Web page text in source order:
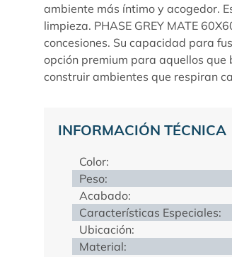
ambiente más íntimo y acogedor.
limpieza. PHASE GREY MATE
concesiones. Su capacidad para
opción premium para aquellos que
construir ambientes que respiran
INFORMACIÓN TÉCNICA
Color:
Peso:
Acabado:
Características Especiales:
Ubicación:
Material: